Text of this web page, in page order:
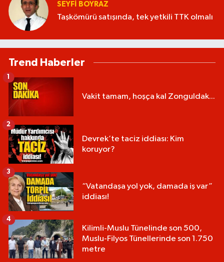
SEYFI BOYRAZ
Taşkömürü satışında, tek yetkili TTK olmalı
Trend Haberler
Vakit tamam, hoşça kal Zonguldak...
1
Devrek’te taciz iddiası: Kim
koruyor?
2
“Vatandaşa yol yok, damada iş var”
iddiası!
3
Kilimli-Muslu Tünelinde son 500,
Muslu-Filyos Tünellerinde son 1.750
metre
4